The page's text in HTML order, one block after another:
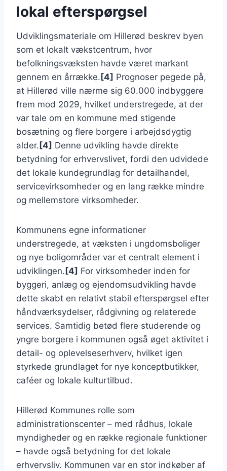
lokal efterspørgsel
Udviklingsmateriale om Hillerød beskrev byen
som et lokalt vækstcentrum, hvor
befolkningsvæksten havde været markant
gennem en årrække. [4] Prognoser pegede på,
at Hillerød ville nærme sig 60.000 indbyggere
frem mod 2029, hvilket understregede, at der
var tale om en kommune med stigende
bosætning og flere borgere i arbejdsdygtig
alder. [4] Denne udvikling havde direkte
betydning for erhvervslivet, fordi den udvidede
det lokale kundegrundlag for detailhandel,
servicevirksomheder og en lang række mindre
og mellemstore virksomheder.
Kommunens egne informationer
understregede, at væksten i ungdomsboliger
og nye boligområder var et centralt element i
udviklingen. [4] For virksomheder inden for
byggeri, anlæg og ejendomsudvikling havde
dette skabt en relativt stabil efterspørgsel efter
håndværksydelser, rådgivning og relaterede
services. Samtidig betød flere studerende og
yngre borgere i kommunen også øget aktivitet i
detail- og oplevelseserhverv, hvilket igen
styrkede grundlaget for nye konceptbutikker,
caféer og lokale kulturtilbud.
Hillerød Kommunes rolle som
administrationscenter – med rådhus, lokale
myndigheder og en række regionale funktioner
– havde også betydning for det lokale
erhvervsliv. Kommunen var en stor indkøber af